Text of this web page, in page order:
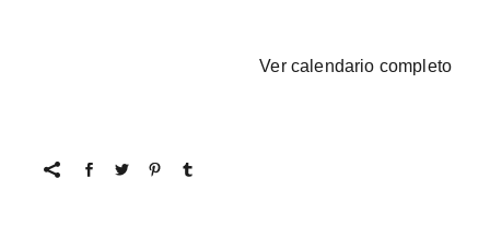
Ver calendario completo